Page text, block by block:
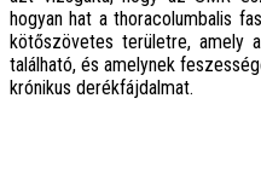
hogyan hat a thoracolumbalis
kötőszövetes területre, amely
található, és amelynek
krónikus derékfájdalmat.